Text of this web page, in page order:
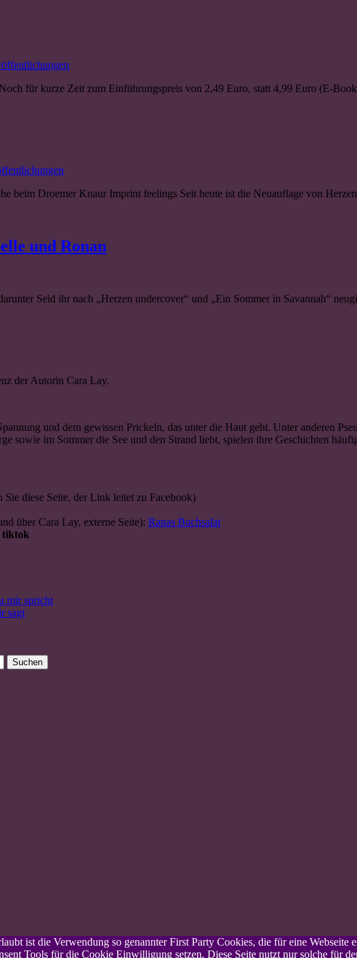
für kurze Zeit zum Einführungspreis von 2,49 Euro, statt 4,99 Euro (E-
beim Droemer Knaur Imprint feelings Seit heute ist die Neuauflage von
und Ronan
Seid ihr nach „Herzen undercover“ und „Ein Sommer in Savannah“
der Autorin Cara Lay.
und dem gewissen Prickeln, das unter die Haut geht. Unter anderen
sowie im Sommer die See und den Strand liebt, spielen ihre Geschichten
diese Seite, der Link leitet zu Facebook)
über Cara Lay, externe Seite): Ranas Buchsalat
tiktok
mir spricht
sagt
Suchen
ist die Verwendung so genannter First Party Cookies, die für eine
Tools für die Cookie Einwilligung setzen. Diese Seite nutzt nur solche für